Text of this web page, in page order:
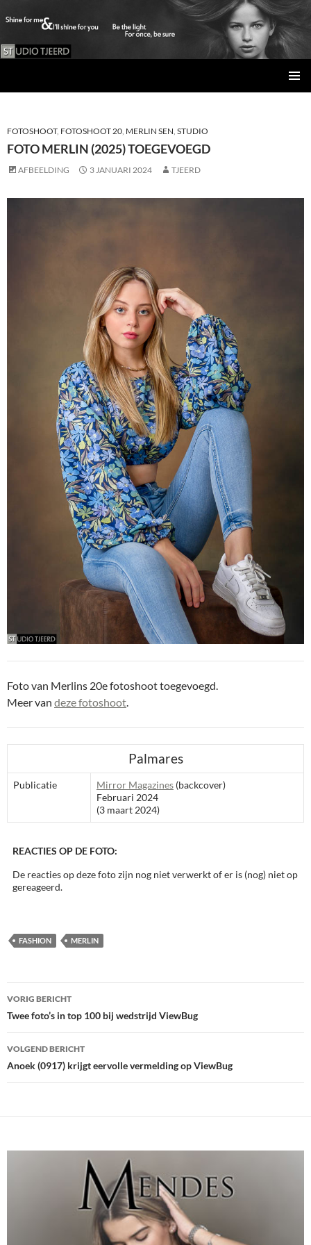
INHOUD
FOTOSHOOT, FOTOSHOOT 20, MERLIN SEN, STUDIO
FOTO MERLIN (2025) TOEGEVOEGD
AFBEELDING 3 JANUARI 2024 TJEERD
Foto van Merlins 20e fotoshoot toegevoegd.
Meer van deze fotoshoot.
Palmares
Publicatie Mirror Magazines (backcover)
Februari 2024
(3 maart 2024)
REACTIES OP DE FOTO:
De reacties op deze foto zijn nog niet verwerkt of er is (nog) niet op
gereageerd.
FASHION MERLIN
Bericht
navigatie
VORIG BERICHT
Twee foto’s in top 100 bij wedstrijd ViewBug
VOLGEND BERICHT
Anoek (0917) krijgt eervolle vermelding op ViewBug